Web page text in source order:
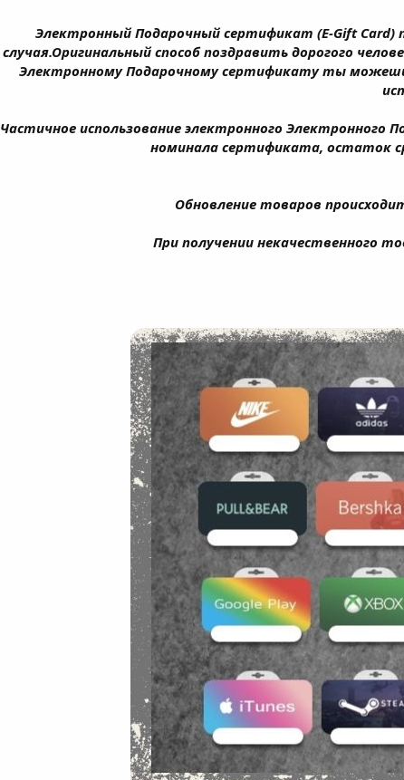
Электронный Подарочный сертификат (E-Gift Card)
случая.Оригинальный способ поздравить дорогого
Электронному Подарочному сертификату ты
Частичное использование электронного
номинала сертификата, остаток
Обновление товаров
При получении некачественного